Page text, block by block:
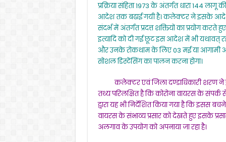
प्रक्रिया संहिता 1973 के अंतर्गत धारा 144
आदेश तक बढाई गयी है। कलेक्टर ने इसके आदेश
संदर्भ में अंतर्गत प्रदत्त शक्तियों का प्रयोग करते
इत्यादि को दी गई छूट इस आदेश में भी
और उनके रोकथाम के लिए 03 मई या आगामी
सोशल डिस्टेंसिंग का पालन करना होगा।
कलेक्टर एवं जिला दण्डाधिकारी शरण ने
तथ्य परिलक्षित है कि कोरोना वायरस के
द्वारा यह भी निर्देशित किया गया है कि इसस
वायरस के संभाव्य प्रसार को देखते हुए इसके
अलगाव के उपयोग को अपनाया जा रहा है।